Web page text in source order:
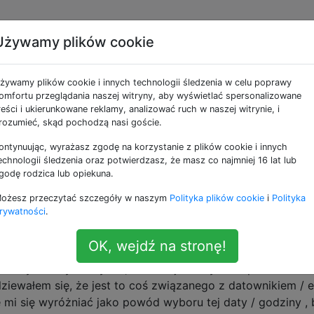
1946-02-14
w systemie, plik / folder jest wyszarzony i nie
Jest to najbardziej zauważalne podczas
pomocą Findera; w trakcie operacji docelowy plik /
zdaje sobie sprawę, że docelowy plik / folder jest
utworzenia pliku lub folderu na
Kiedy odkryłem, że data jest używana przez
się, że jest to coś związanego z datownikiem /
mi się wyróżniać jako powód wyboru tej daty / godziny ,
plików cookie
plików cookie i innych technologii śledzenia w celu poprawy
przeglądania naszej witryny, aby wyświetlać spersonalizowane
i ukierunkowane reklamy, analizować ruch w naszej witrynie, i
skąd pochodzą nasi goście.
wyrażasz zgodę na korzystanie z plików cookie i innych
śledzenia oraz potwierdzasz, że masz co najmniej 16 lat lub
rodzica lub opiekuna.
przeczytać szczegóły w naszym Polityka plików cookie i Polityka
.
OK, wejdź na stronę!